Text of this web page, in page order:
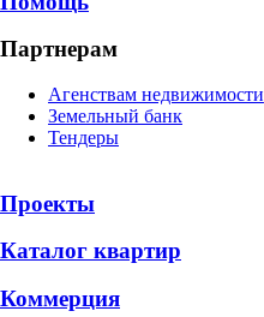
Партнерам
Агенствам недвижимости
Земельный банк
Тендеры
Проекты
Каталог квартир
Коммерция